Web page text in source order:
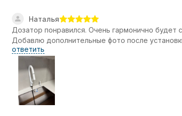
Наталья
Дозатор понравился. Очень гармонично будет
Добавлю дополнительные фото после
ответить